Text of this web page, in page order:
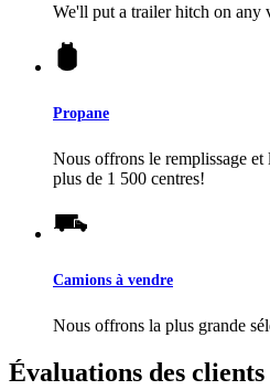
We'll put a trailer hitch on any
Propane
Nous offrons le remplissage et
plus de 1 500 centres!
Camions à vendre
Nous offrons la plus grande
Évaluations des clients